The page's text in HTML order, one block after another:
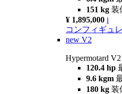
151 kg 装
¥ 1,895,000 i
コンフィギュ
new V2
Hypermotard V2
120.4 hp
9.6 kgm
180 kg 装